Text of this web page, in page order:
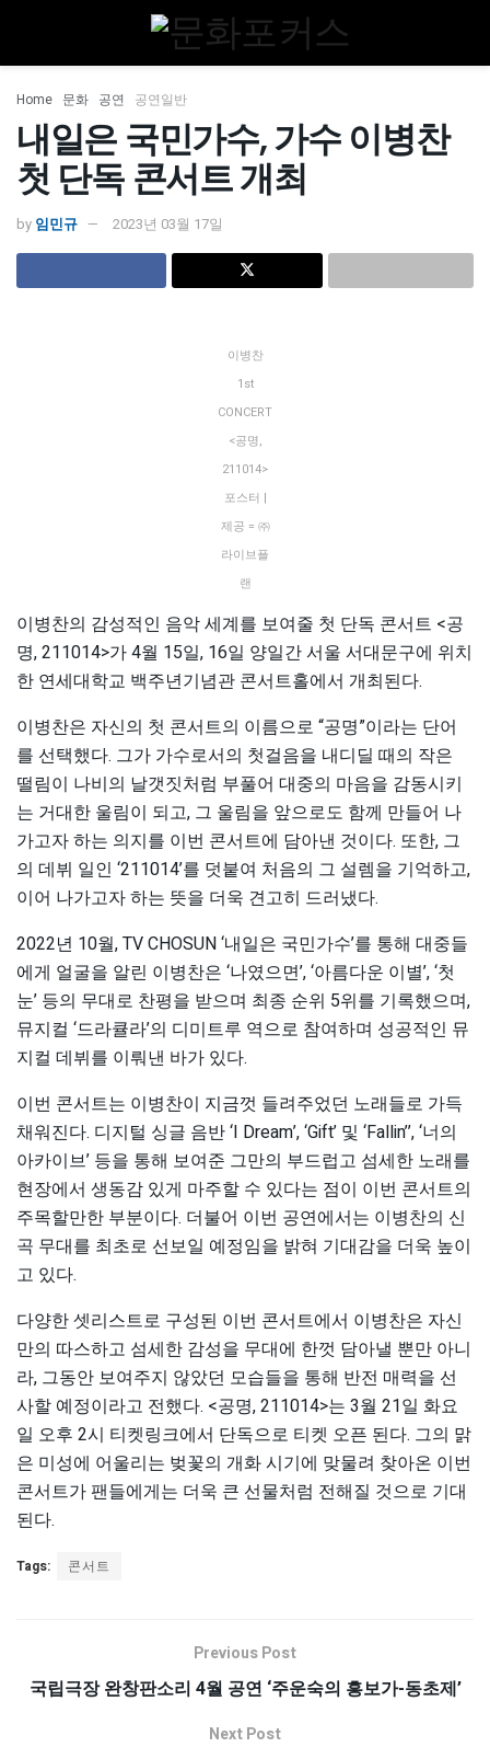
Home 문화 공연 공연일반
내일은 국민가수, 가수 이병찬
첫 단독 콘서트 개최
by 임민규 2023년 03월 17일
이병찬
1st
CONCERT
<공명,
211014>
포스터 |
제공 = ㈜
라이브플
랜
이병찬의 감성적인 음악 세계를 보여줄 첫 단독 콘서트 <공
명, 211014>가 4월 15일, 16일 양일간 서울 서대문구에 위치
한 연세대학교 백주년기념관 콘서트홀에서 개최된다.
이병찬은 자신의 첫 콘서트의 이름으로 “공명”이라는 단어
를 선택했다. 그가 가수로서의 첫걸음을 내디딜 때의 작은
떨림이 나비의 날갯짓처럼 부풀어 대중의 마음을 감동시키
는 거대한 울림이 되고, 그 울림을 앞으로도 함께 만들어 나
가고자 하는 의지를 이번 콘서트에 담아낸 것이다. 또한, 그
의 데뷔 일인 ‘211014’를 덧붙여 처음의 그 설렘을 기억하고,
이어 나가고자 하는 뜻을 더욱 견고히 드러냈다.
2022년 10월, TV CHOSUN ‘내일은 국민가수’를 통해 대중들
에게 얼굴을 알린 이병찬은 ‘나였으면’, ‘아름다운 이별’, ‘첫
눈’ 등의 무대로 찬평을 받으며 최종 순위 5위를 기록했으며,
뮤지컬 ‘드라큘라’의 디미트루 역으로 참여하며 성공적인 뮤
지컬 데뷔를 이뤄낸 바가 있다.
이번 콘서트는 이병찬이 지금껏 들려주었던 노래들로 가득
채워진다. 디지털 싱글 음반 ‘I Dream’, ‘Gift’ 및 ‘Fallin’’, ‘너의
아카이브’ 등을 통해 보여준 그만의 부드럽고 섬세한 노래를
현장에서 생동감 있게 마주할 수 있다는 점이 이번 콘서트의
주목할만한 부분이다. 더불어 이번 공연에서는 이병찬의 신
곡 무대를 최초로 선보일 예정임을 밝혀 기대감을 더욱 높이
고 있다.
다양한 셋리스트로 구성된 이번 콘서트에서 이병찬은 자신
만의 따스하고 섬세한 감성을 무대에 한껏 담아낼 뿐만 아니
라, 그동안 보여주지 않았던 모습들을 통해 반전 매력을 선
사할 예정이라고 전했다. <공명, 211014>는 3월 21일 화요
일 오후 2시 티켓링크에서 단독으로 티켓 오픈 된다. 그의 맑
은 미성에 어울리는 벚꽃의 개화 시기에 맞물려 찾아온 이번
콘서트가 팬들에게는 더욱 큰 선물처럼 전해질 것으로 기대
된다.
Tags: 콘서트
Previous Post
국립극장 완창판소리 4월 공연 ‘주운숙의 흥보가-동초제’
Next Post